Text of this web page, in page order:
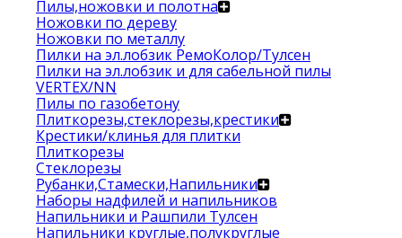
Пилы,ножовки и полотна
Ножовки по дереву
Ножовки по металлу
Пилки на эл.лобзик РемоКолор/Тулсен
Пилки на эл.лобзик и для сабельной пилы
VERTEX/NN
Пилы по газобетону
Плиткорезы,стеклорезы,крестики
Крестики/клинья для плитки
Плиткорезы
Стеклорезы
Рубанки,Стамески,Напильники
Наборы надфилей и напильников
Напильники и Рашпили Тулсен
Напильники круглые,полукруглые